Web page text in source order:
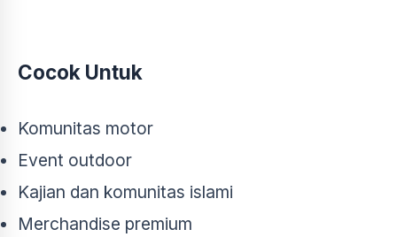
Cocok Untuk
Komunitas motor
Event outdoor
Kajian dan komunitas islami
Merchandise premium